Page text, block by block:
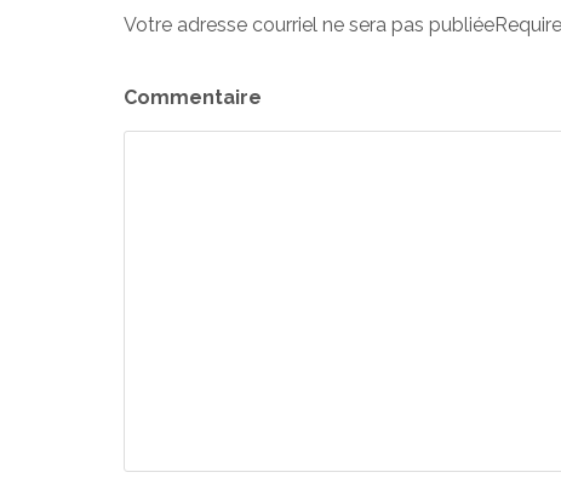
Votre adresse courriel ne sera pas
Commentaire